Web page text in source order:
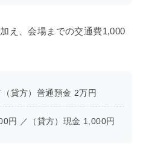
え、会場までの交通費1,000
貸方）普通預金 2万円
円 ／（貸方）現金 1,000円